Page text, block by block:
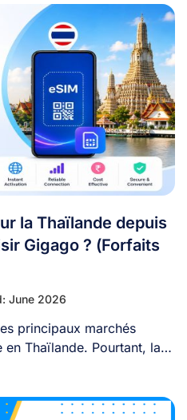
la Thaïlande depuis
Gigago ? (Forfaits
June 2026
principaux marchés
Thaïlande. Pourtant, la